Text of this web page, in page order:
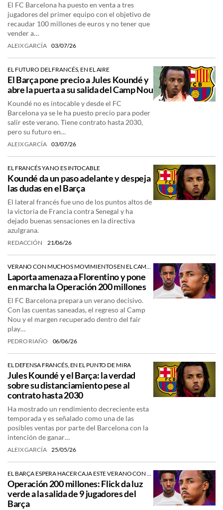
El FC Barcelona ha puesto en venta a tres
jugadores del primer equipo con el objetivo de
recaudar 100 millones de euros y no tener que
vender a…
ALEIX GARCÍA 03/07/26
EL FUTURO DEL FRANCÉS, EN EL AIRE
El Barça pone precio a Jules Koundé y
abre la puerta a su salida del Camp Nou
Koundé no es intocable y desde el FC
Barcelona ya se le ha puesto precio para poder
salir este verano. Tiene contrato hasta 2030,
pero su futuro en…
ALEIX GARCÍA 03/07/26
EL FRANCÉS YA NO ES INTOCABLE
Koundé da un paso adelante y despeja
las dudas en el Barça
El lateral francés fue uno de los puntos altos de
la victoria de Francia contra Senegal y ha
dejado buenas sensaciones en la directiva
azulgrana.
REDACCIÓN 21/06/26
VERANO CON MUCHOS MOVIMIENTOS EN EL CAMP NOU
Laporta amenaza a Florentino y pone
en marcha la Operación 200 millones
El FC Barcelona prepara un verano decisivo.
Con las cuentas saneadas, el regreso al Camp
Nou y el margen recuperado dentro del fair
play…
PEDRO RIAÑO 06/06/26
EL DEFENSA FRANCÉS, EN EL PUNTO DE MIRA
Jules Koundé y el Barça: la verdad
sobre su distanciamiento pese al
contrato hasta 2030
Ha mostrado un rendimiento decreciente esta
temporada y es señalado como una de las
posibles ventas por parte del Barcelona con la
intención de ganar…
ALEIX GARCÍA 25/05/26
EL BARÇA ESPERA HACER CAJA ESTE VERANO CON FUTBOLISTAS IMPORTANTES
Operación 200 millones: Flick da luz
verde a la salida de 9 jugadores del
Barça